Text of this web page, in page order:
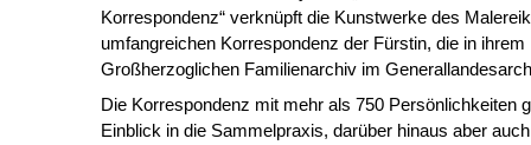
Korrespondenz“ verknüpft die Kunstwerke des
umfangreichen Korrespondenz der Fürstin, die in
Großherzoglichen Familienarchiv im
Die Korrespondenz mit mehr als 750 Persönlichkeiten
Einblick in die Sammelpraxis, darüber hinaus aber